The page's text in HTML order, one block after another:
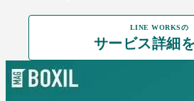
LINE WORKSの
サービス詳細